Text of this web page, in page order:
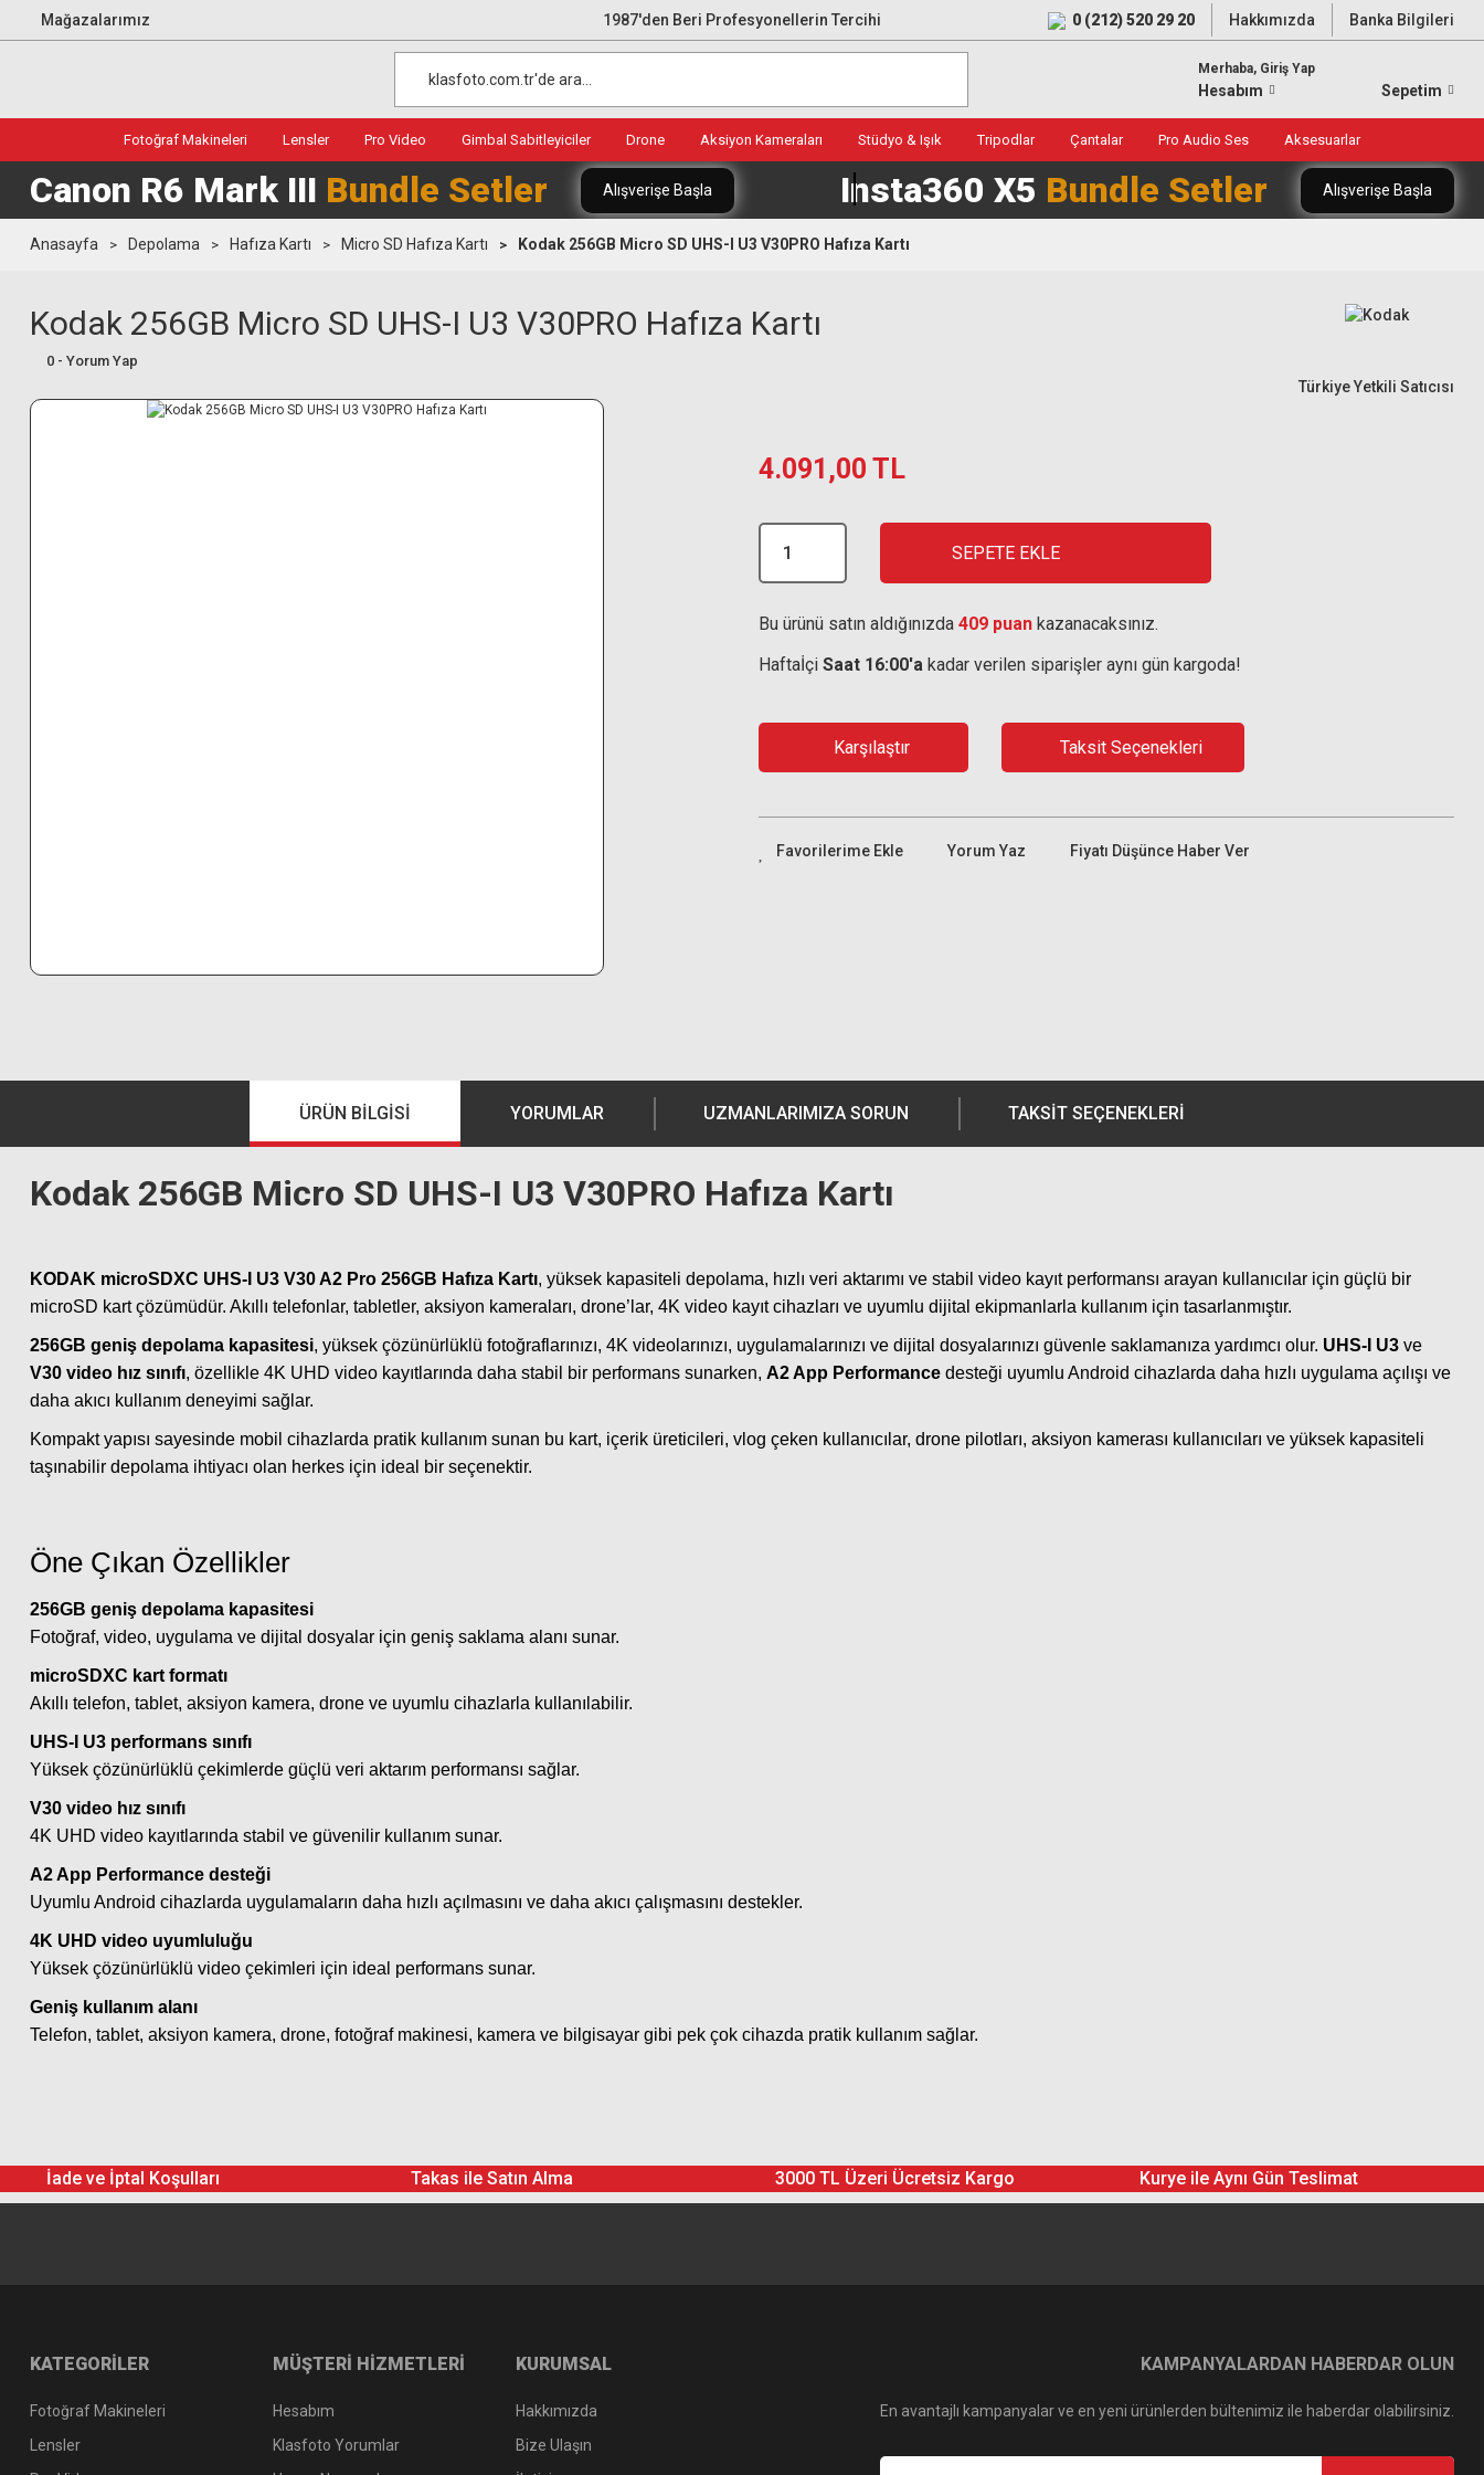
Mağazalarımız 1987'den Beri Profesyonellerin Tercihi 0 (212) 520 29 20 Hakkımızda Banka Bilgileri
Merhaba, Giriş Yap
Hesabım Sepetim
Fotoğraf Makineleri Lensler Pro Video Gimbal Sabitleyiciler Drone Aksiyon Kameraları Stüdyo & Işık Tripodlar Çantalar Pro Audio Ses Aksesuarlar
Canon R6 Mark III Bundle Setler Alışverişe Başla Insta360 X5 Bundle Setler Alışverişe Başla
Anasayfa Depolama Hafıza Kartı Micro SD Hafıza Kartı Kodak 256GB Micro SD UHS-I U3 V30PRO Hafıza Kartı
Kodak 256GB Micro SD UHS-I U3 V30PRO Hafıza Kartı
0 - Yorum Yap
Türkiye Yetkili Satıcısı
4.091,00 TL
SEPETE EKLE
Bu ürünü satın aldığınızda 409 puan kazanacaksınız.
Haftaİçi Saat 16:00'a kadar verilen siparişler aynı gün kargoda!
Karşılaştır Taksit Seçenekleri
Yorum Yaz Fiyatı Düşünce Haber Ver
ÜRÜN BILGISI YORUMLAR UZMANLARIMIZA SORUN TAKSIT SEÇENEKLERI
Kodak 256GB Micro SD UHS-I U3 V30PRO Hafıza Kartı
KODAK microSDXC UHS-I U3 V30 A2 Pro 256GB Hafıza Kartı, yüksek kapasiteli depolama, hızlı veri aktarımı ve stabil video kayıt performansı arayan kullanıcılar için güçlü bir
microSD kart çözümüdür. Akıllı telefonlar, tabletler, aksiyon kameraları, drone’lar, 4K video kayıt cihazları ve uyumlu dijital ekipmanlarla kullanım için tasarlanmıştır.
256GB geniş depolama kapasitesi, yüksek çözünürlüklü fotoğraflarınızı, 4K videolarınızı, uygulamalarınızı ve dijital dosyalarınızı güvenle saklamanıza yardımcı olur. UHS-I U3 ve
V30 video hız sınıfı, özellikle 4K UHD video kayıtlarında daha stabil bir performans sunarken, A2 App Performance desteği uyumlu Android cihazlarda daha hızlı uygulama açılışı ve
daha akıcı kullanım deneyimi sağlar.
Kompakt yapısı sayesinde mobil cihazlarda pratik kullanım sunan bu kart, içerik üreticileri, vlog çeken kullanıcılar, drone pilotları, aksiyon kamerası kullanıcıları ve yüksek kapasiteli
taşınabilir depolama ihtiyacı olan herkes için ideal bir seçenektir.
Öne Çıkan Özellikler
256GB geniş depolama kapasitesi
Fotoğraf, video, uygulama ve dijital dosyalar için geniş saklama alanı sunar.
microSDXC kart formatı
Akıllı telefon, tablet, aksiyon kamera, drone ve uyumlu cihazlarla kullanılabilir.
UHS-I U3 performans sınıfı
Yüksek çözünürlüklü çekimlerde güçlü veri aktarım performansı sağlar.
V30 video hız sınıfı
4K UHD video kayıtlarında stabil ve güvenilir kullanım sunar.
A2 App Performance desteği
Uyumlu Android cihazlarda uygulamaların daha hızlı açılmasını ve daha akıcı çalışmasını destekler.
4K UHD video uyumluluğu
Yüksek çözünürlüklü video çekimleri için ideal performans sunar.
Geniş kullanım alanı
Telefon, tablet, aksiyon kamera, drone, fotoğraf makinesi, kamera ve bilgisayar gibi pek çok cihazda pratik kullanım sağlar.
İade ve İptal Koşulları Takas ile Satın Alma 3000 TL Üzeri Ücretsiz Kargo Kurye ile Aynı Gün Teslimat
KATEGORİLER
Fotoğraf Makineleri
Lensler
MÜŞTERİ HİZMETLERİ
Hesabım
Klasfoto Yorumlar
KURUMSAL
Hakkımızda
Bize Ulaşın
KAMPANYALARDAN HABERDAR OLUN
En avantajlı kampanyalar ve en yeni ürünlerden bültenimiz ile haberdar olabilirsiniz.